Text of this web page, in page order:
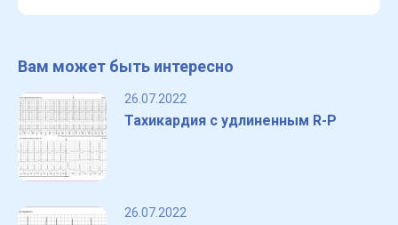
Вам может быть интересно
26.07.2022
Тахикардия с удлиненным R-P
26.07.2022